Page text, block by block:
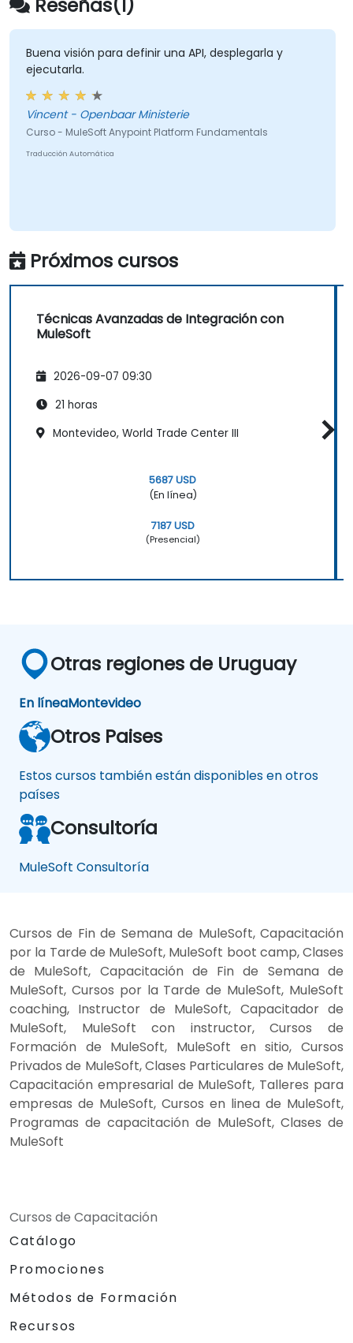
Buena visión para definir una API, desplegarla y
ejecutarla.
Vincent - Openbaar Ministerie
Curso - MuleSoft Anypoint Platform Fundamentals
Traducción Automática
Próximos cursos
Técnicas Avanzadas de Integración con
MuleSoft
2026-09-07 09:30
21 horas
Montevideo, World Trade Center III
5687 USD
(En línea)
7187 USD
(Presencial)
Otras regiones de Uruguay
En líneaMontevideo
Otros Paises
Estos cursos también están disponibles en otros
países
Consultoría
MuleSoft Consultoría
Cursos de Fin de Semana de MuleSoft, Capacitación
por la Tarde de MuleSoft, MuleSoft boot camp, Clases
de MuleSoft, Capacitación de Fin de Semana de
MuleSoft, Cursos por la Tarde de MuleSoft, MuleSoft
coaching, Instructor de MuleSoft, Capacitador de
MuleSoft, MuleSoft con instructor, Cursos de
Formación de MuleSoft, MuleSoft en sitio, Cursos
Privados de MuleSoft, Clases Particulares de MuleSoft,
Capacitación empresarial de MuleSoft, Talleres para
empresas de MuleSoft, Cursos en linea de MuleSoft,
Programas de capacitación de MuleSoft, Clases de
MuleSoft
Cursos de Capacitación
Catálogo
Promociones
Métodos de Formación
Recursos